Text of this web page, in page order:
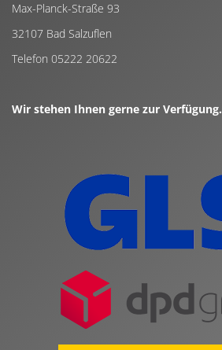
Max-Planck-Straße 93
32107 Bad Salzuflen
Telefon 05222 20622
Wir stehen Ihnen gerne zur Verfügung.